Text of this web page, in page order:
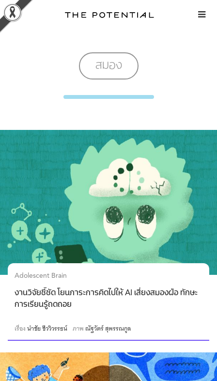
Skip
to
content
สมอง
Adolescent Brain
งานวิจัยชี้ชัด โยนภาระการคิดไปให้ AI เสี่ยงสมองฝ่อ ทักษะ
การเรียนรู้ถดถอย
เรื่องนำชัย ชีววิวรรธน์ ภาพณัฐวัตร์ สุพรรณกูล